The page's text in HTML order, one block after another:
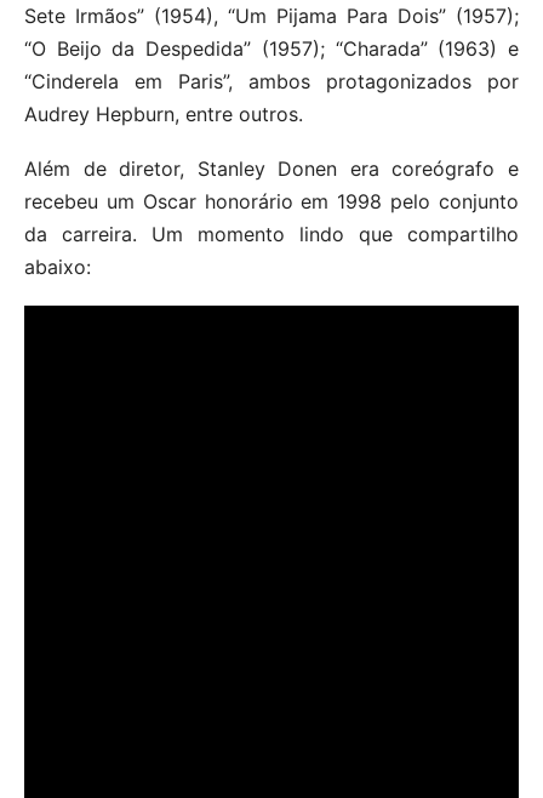
Sete Irmãos” (1954), “Um Pijama Para Dois” (1957);
“O Beijo da Despedida” (1957); “Charada” (1963) e
“Cinderela em Paris”, ambos protagonizados por
Audrey Hepburn, entre outros.
Além de diretor, Stanley Donen era coreógrafo e
recebeu um Oscar honorário em 1998 pelo conjunto
da carreira. Um momento lindo que compartilho
abaixo: